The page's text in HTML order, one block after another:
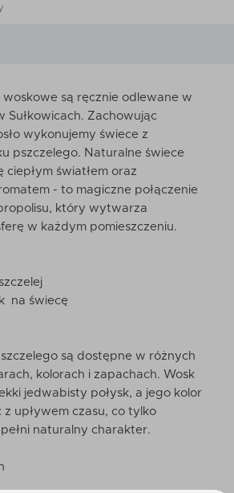
woskowe są ręcznie odlewane w
Sułkowicach. Zachowując
wykonujemy świece z
pszczelego. Naturalne świece
ciepłym światłem oraz
- to magiczne połączenie
który wytwarza
w każdym pomieszczeniu.
na świecę
są dostępne w różnych
kolorach i zapachach. Wosk
jedwabisty połysk, a jego kolor
z upływem czasu, co tylko
naturalny charakter.